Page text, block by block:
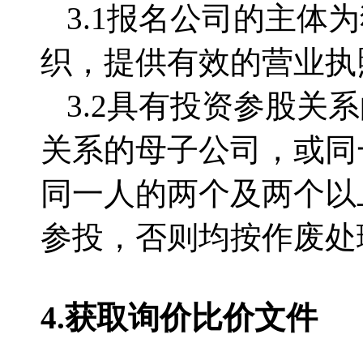
3.1报名公司的主体
织，提供有效的营业
3.2具有投资参股关
关系的母子公司，或
同一人的两个及两个
参投，否则均按作废
4.获取询价比价文件